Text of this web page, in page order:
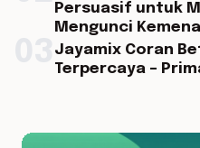
Persuasif untuk
Mengunci
Jayamix Coran
Terpercaya –